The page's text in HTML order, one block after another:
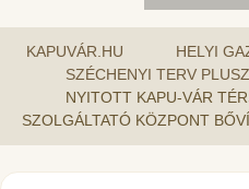
KAPUVÁR.HU HELYI
SZÉCHENYI TERV
NYITOTT KAPU-VÁR
SZOLGÁLTATÓ KÖZPONT